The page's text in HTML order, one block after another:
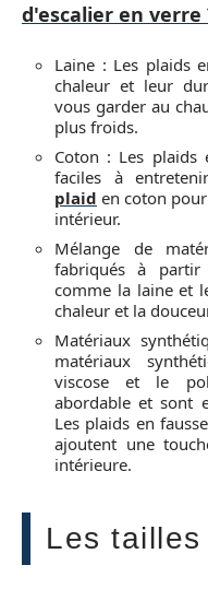
d'escalier en verre
Laine : Les plaids
chaleur et leur
vous garder au
plus froids.
Coton : Les
faciles à
plaid en coton
intérieur.
Mélange de
fabriqués à partir
comme la laine et
chaleur et la
Matériaux
matériaux
viscose et le
abordable et sont
Les plaids en
ajoutent une
intérieure.
Les